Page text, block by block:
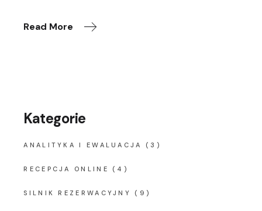
Read More
Kategorie
ANALITYKA I EWALUACJA (3)
RECEPCJA ONLINE (4)
SILNIK REZERWACYJNY (9)